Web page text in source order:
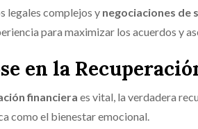
legales complejos y negociaciones de
para maximizar los acuerdos y
en la
financiera es vital, la verdadera
como el bienestar emocional.